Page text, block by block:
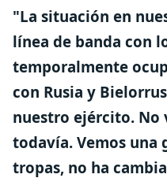
"La situación en
línea de banda con
temporalmente
con Rusia y
nuestro ejército. No
todavía. Vemos una
tropas, no ha